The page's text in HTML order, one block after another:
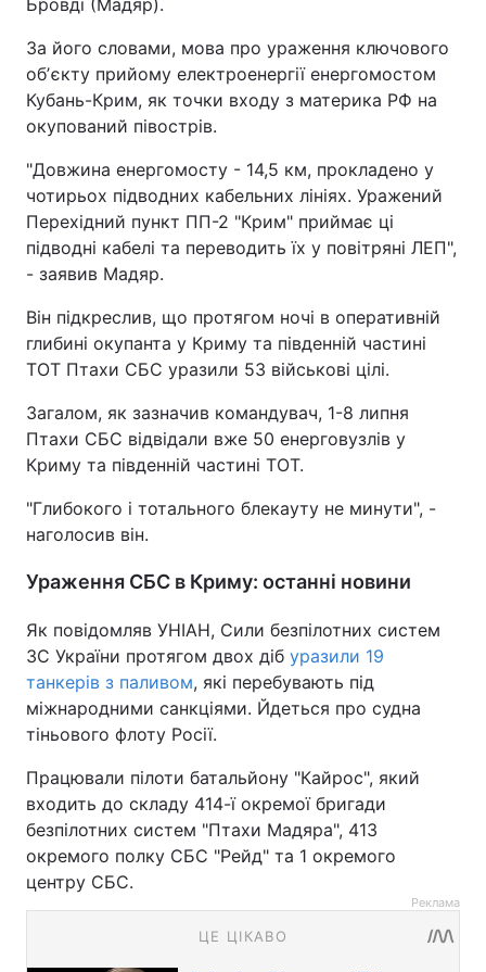
Бровді (Мадяр).
За його словами, мова про ураження ключового
обʼєкту прийому електроенергії енергомостом
Кубань-Крим, як точки входу з материка РФ на
окупований півострів.
"Довжина енергомосту - 14,5 км, прокладено у
чотирьох підводних кабельних лініях. Уражений
Перехідний пункт ПП-2 "Крим" приймає ці
підводні кабелі та переводить їх у повітряні ЛЕП",
- заявив Мадяр.
Він підкреслив, що протягом ночі в оперативній
глибині окупанта у Криму та південній частині
ТОТ Птахи СБС уразили 53 військові цілі.
Загалом, як зазначив командувач, 1-8 липня
Птахи СБС відвідали вже 50 енерговузлів у
Криму та південній частині ТОТ.
"Глибокого і тотального блекауту не минути", -
наголосив він.
Ураження СБС в Криму: останні новини
Як повідомляв УНІАН, Сили безпілотних систем
ЗС України протягом двох діб уразили 19
танкерів з паливом, які перебувають під
міжнародними санкціями. Йдеться про судна
тіньового флоту Росії.
Працювали пілоти батальйону "Кайрос", який
входить до складу 414-ї окремої бригади
безпілотних систем "Птахи Мадяра", 413
окремого полку СБС "Рейд" та 1 окремого
центру СБС.
Реклама